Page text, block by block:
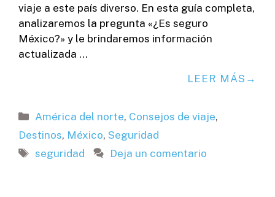
viaje a este país diverso. En esta guía completa,
analizaremos la pregunta «¿Es seguro
México?» y le brindaremos información
actualizada …
LEER MÁS
Categorías
América del norte, Consejos de viaje,
Destinos, México, Seguridad
Etiquetas
seguridad Deja un comentario